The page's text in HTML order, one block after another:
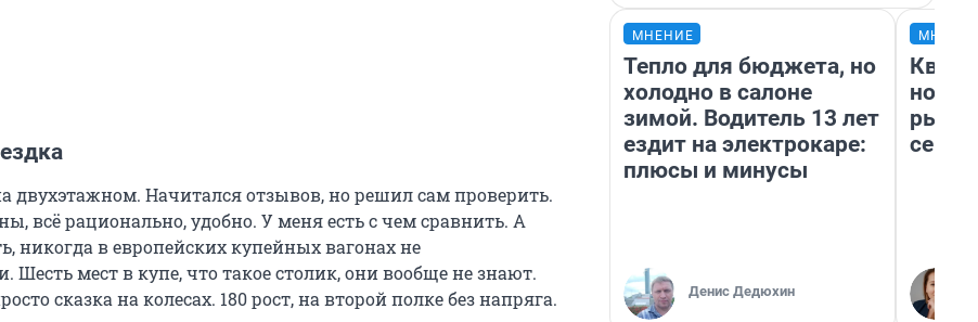
двухэтажном. Начитался отзывов, но решил сам проверить.
всё рационально, удобно. У меня есть с чем сравнить. А
никогда в европейских купейных вагонах не
Шесть мест в купе, что такое столик, они вообще не знают.
сказка на колесах. 180 рост, на второй полке без напряга.
МНЕНИЕ
Тепло для бюджета, но
холодно в салоне
зимой. Водитель 13 лет
ездит на электрокаре:
плюсы и минусы
Денис Дедюхин
но